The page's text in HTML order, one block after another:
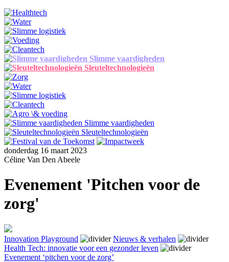
Slimme vaardigheden
Sleuteltechnologieën
Slimme vaardigheden
Sleuteltechnologieën
donderdag 16 maart 2023
Céline Van Den Abeele
Evenement 'Pitchen voor de
zorg'
Innovation Playground
Nieuws & verhalen
Health Tech: innovatie voor een gezonder leven
Evenement ‘pitchen voor de zorg’